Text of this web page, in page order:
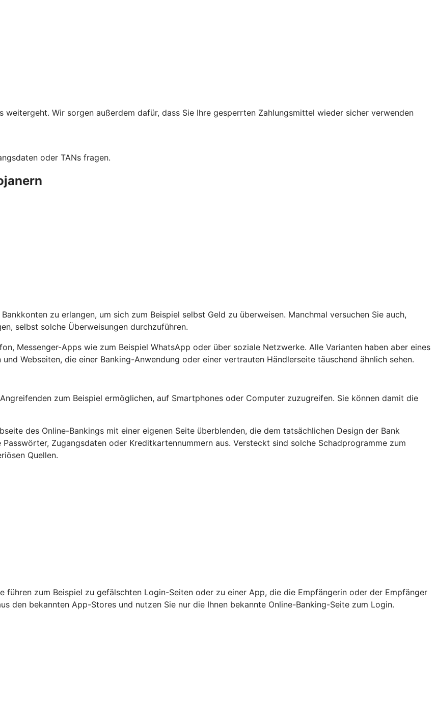
weitergeht. Wir sorgen außerdem dafür, dass Sie Ihre gesperrten Zahlungsmittel wieder sicher verwenden
oder TANs fragen.
zu erlangen, um sich zum Beispiel selbst Geld zu überweisen. Manchmal versuchen Sie auch,
selbst solche Überweisungen durchzuführen.
Messenger-Apps wie zum Beispiel WhatsApp oder über soziale Netzwerke. Alle Varianten haben aber eines
Webseiten, die einer Banking-Anwendung oder einer vertrauten Händlerseite täuschend ähnlich sehen.
zum Beispiel ermöglichen, auf Smartphones oder Computer zuzugreifen. Sie können damit die
des Online-Bankings mit einer eigenen Seite überblenden, die dem tatsächlichen Design der Bank
Zugangsdaten oder Kreditkartennummern aus. Versteckt sind solche Schadprogramme zum
Quellen.
führen zum Beispiel zu gefälschten Login-Seiten oder zu einer App, die die Empfängerin oder der Empfänger
den bekannten App-Stores und nutzen Sie nur die Ihnen bekannte Online-Banking-Seite zum Login.